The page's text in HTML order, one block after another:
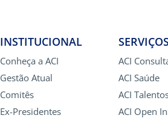
INSTITUCIONAL
Conheça a ACI
Gestão Atual
Comitês
Ex-Presidentes
ACI
ACI Saúde
ACI
ACI Open